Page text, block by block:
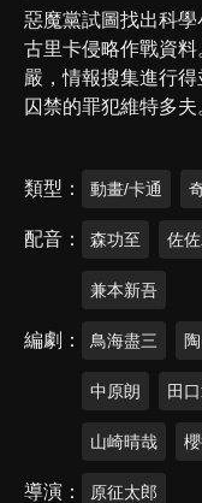
惡魔黨試圖找出科
古里卡侵略作戰資
嚴，情報搜集進行
囚禁的罪犯維特多夫
類型 動畫/卡通
配音 森功至 佐
兼本新吾
編劇 鳥海盡三
中原朗 田
山崎晴哉
導演 原征太郎